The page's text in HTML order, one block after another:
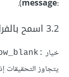
:message
).
3.2 اسمح بالفراغ :allow_blank
خيار :allow_blank
يتجاوز التحقيقات